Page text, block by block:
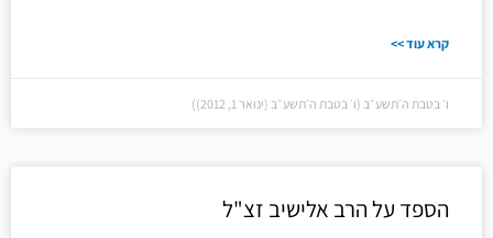
קרא עוד >>
ו׳ בטבת ה׳תשע״ב (ו׳ בטבת ה׳תשע״ב (ינואר 1, 2012))
הספד על הרב אלישיב זצ"ל